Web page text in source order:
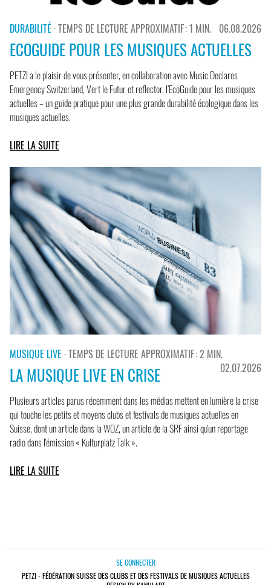
DURABILITÉ · TEMPS DE LECTURE APPROXIMATIF : 1 MIN. 06.08.2026
ECOGUIDE POUR LES MUSIQUES ACTUELLES
PETZI a le plaisir de vous présenter, en collaboration avec Music Declares
Emergency Switzerland, Vert le Futur et reflector, l’EcoGuide pour les musiques
actuelles – un guide pratique pour une plus grande durabilité écologique dans les
musiques actuelles.
LIRE LA SUITE
MUSIQUE LIVE · TEMPS DE LECTURE APPROXIMATIF : 2 MIN.
02.07.2026
LA MUSIQUE LIVE EN CRISE
Plusieurs articles parus récemment dans les médias mettent en lumière la crise
qui touche les petits et moyens clubs et festivals de musiques actuelles en
Suisse, dont un article dans la WOZ, un article de la SRF ainsi qu'un reportage
radio dans l'émission « Kulturplatz Talk ».
LIRE LA SUITE
SE CONNECTER
PETZI - FÉDÉRATION SUISSE DES CLUBS ET DES FESTIVALS DE MUSIQUES ACTUELLES